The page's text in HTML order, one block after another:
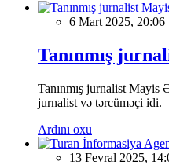
6 Mart 2025, 20:06
Tanınmış
Tanınmış jurnalist Mayis
jurnalist və tərcüməçi idi.
Ardını oxu
13 Fevral 2025,